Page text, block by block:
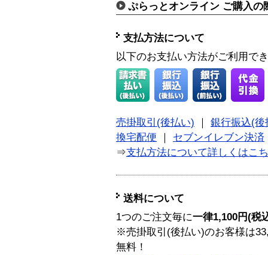
ぷらっとオンライン ご購入の
支払方法について
以下のお支払い方法がご利用で
売掛取引(後払い)
銀行振込(後
換宅配便
セブンイレブン決済
⇒支払方法について詳しくはこ
送料について
1つのご注文毎に一律1,100円(税
※売掛取引(後払い)のお客様は
無料！